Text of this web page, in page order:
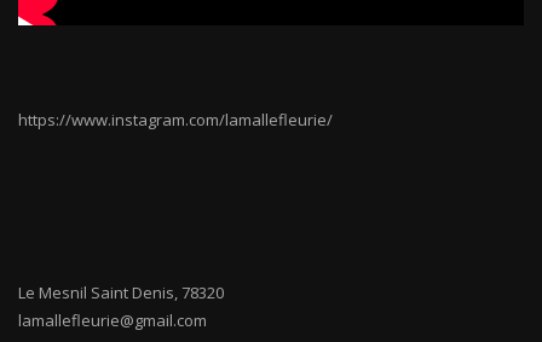
https://www.instagram.com/lamallefleurie/
Le Mesnil Saint Denis,78320
lamallefleurie@gmail.com